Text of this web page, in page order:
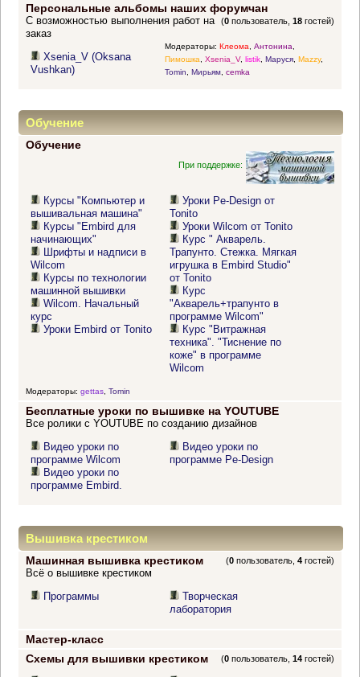
Персональные альбомы наших форумчан
(0 пользователь,18 гостей)
С возможностью выполнения работ на
заказ
Xsenia_V (Oksana
Vushkan)
Модераторы: Клеома, Антонина,
Пимошка, Xsenia_V, listik, Маруся, Mazzy,
Tomin, Мирьям, cemka
Обучение
Обучение
При поддержке:
Курсы "Компьютер и
вышивальная машина"
Курсы "Embird для
начинающих"
Шрифты и надписи в
Wilcom
Курсы по технологии
машинной вышивки
Wilcom. Начальный
курс
Уроки Embird от Tonito
Уроки Pe-Design от
Tonito
Уроки Wilcom от Tonito
Курс " Акварель.
Трапунто. Стежка. Мягкая
игрушка в Embird Studio"
от Tonito
Курс
"Акварель+трапунто в
программе Wilcom"
Курс "Витражная
техника". "Тиснение по
коже" в программе
Wilcom
Модераторы: gettas, Tomin
Бесплатные уроки по вышивке на YOUTUBE
Все ролики с YOUTUBE по созданию дизайнов
Видео уроки по
программе Wilcom
Видео уроки по
программе Embird.
Видео уроки по
программе Pe-Design
Вышивка крестиком
Машинная вышивка крестиком (0 пользователь,4 гостей)
Всё о вышивке крестиком
Программы
Творческая
лаборатория
Мастер-класс
Схемы для вышивки крестиком
(0 пользователь,14 гостей)